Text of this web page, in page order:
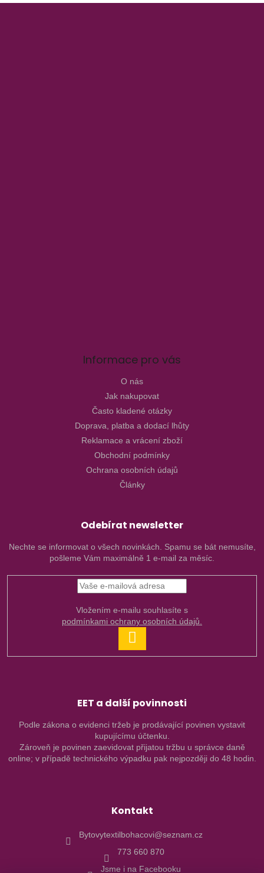
Informace pro vás
O nás
Jak nakupovat
Často kladené otázky
Doprava, platba a dodací lhůty
Reklamace a vrácení zboží
Obchodní podmínky
Ochrana osobních údajů
Články
Odebírat newsletter
Nechte se informovat o všech novinkách. Spamu se bát nemusíte,
pošleme Vám maximálně 1 e-mail za měsíc.
podmínkami ochrany osobních údajů.
SE
EET a další povinnosti
Podle zákona o evidenci tržeb je prodávající povinen vystavit
kupujícímu účtenku.
Zároveň je povinen zaevidovat přijatou tržbu u správce daně
online; v případě technického výpadku pak nejpozději do 48 hodin.
Kontakt
Bytovytextilbohacovi@seznam.cz
773 660 870
Jsme i na Facebooku